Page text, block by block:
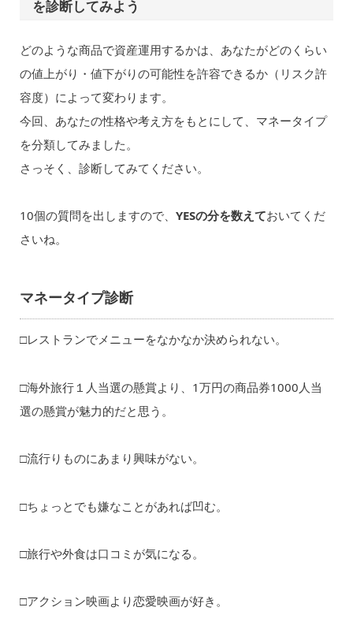
を診断してみよう
どのような商品で資産運用するかは、あなたがどのくらい
の値上がり・値下がりの可能性を許容できるか（リスク許
容度）によって変わります。
今回、あなたの性格や考え方をもとにして、マネータイプ
を分類してみました。
さっそく、診断してみてください。
10個の質問を出しますので、 YESの分を数えておいてくだ
さいね。
マネータイプ診断
□レストランでメニューをなかなか決められない。
□海外旅行１人当選の懸賞より、1万円の商品券1000人当
選の懸賞が魅力的だと思う。
□流行りものにあまり興味がない。
□ちょっとでも嫌なことがあれば凹む。
□旅行や外食は口コミが気になる。
□アクション映画より恋愛映画が好き。